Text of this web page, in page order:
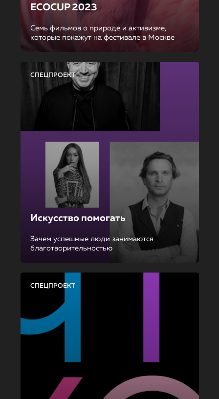
ECOCUP 2023
Семь фильмов о природе и активизме,
которые покажут на фестивале в Москве
СПЕЦПРОЕКТ
Искусство помогать
Зачем успешные люди занимаются
благотворительностью
СПЕЦПРОЕКТ